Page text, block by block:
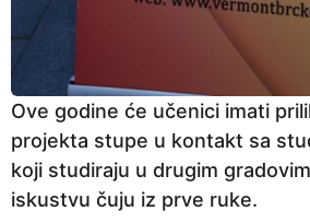
Ove godine će učenici imati
projekta stupe u kontakt sa
koji studiraju u drugim
iskustvu čuju iz prve ruke.